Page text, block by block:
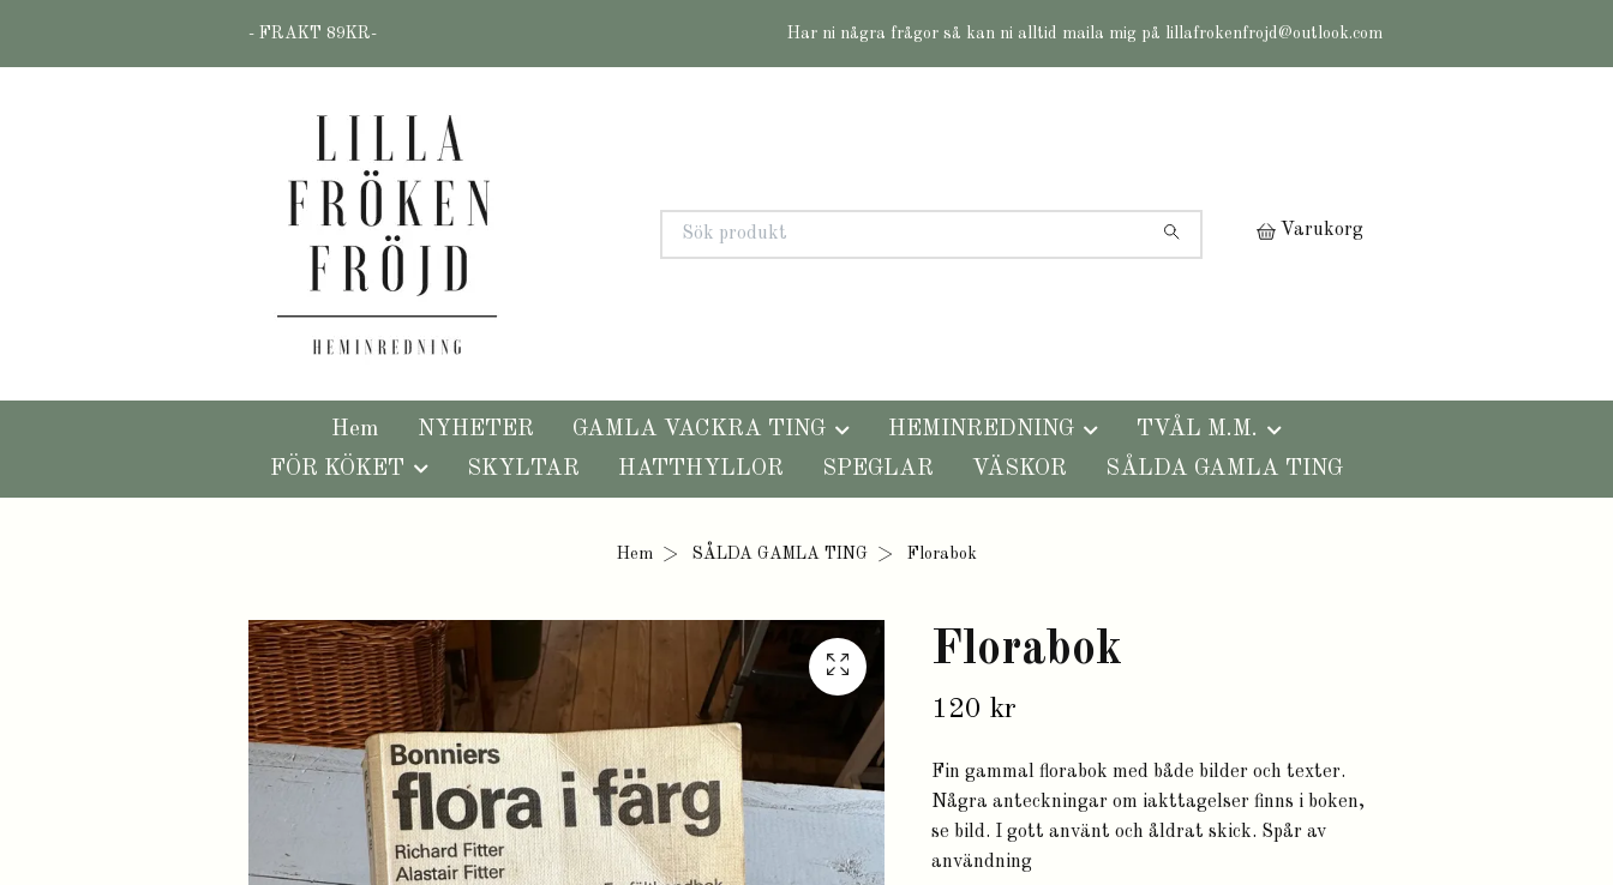
- FRAKT 89KR- Har ni några frågor så kan ni alltid maila mig på lillafrokenfrojd@outlook.com
Varukorg
Hem NYHETER GAMLA VACKRA TING HEMINREDNING
TVÅL M.M.
FÖR KÖKET
SKYLTAR HATTHYLLOR SPEGLAR VÄSKOR SÅLDA GAMLA TING
Hem SÅLDA GAMLA TING Florabok
Florabok
120 kr
Fin gammal florabok med både bilder och texter.
Några anteckningar om iakttagelser finns i boken,
se bild. I gott använt och åldrat skick. Spår av
användning